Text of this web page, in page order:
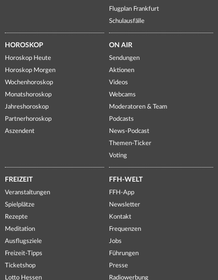
Flugplan Frankfurt
Schulausfälle
HOROSKOP
Horoskop Heute
Horoskop Morgen
Wochenhoroskop
Monatshoroskop
Jahreshoroskop
Partnerhoroskop
Aszendent
ON AIR
Sendungen
Aktionen
Videos
Webcams
Moderatoren & Team
Podcasts
News-Podcast
Themen-Ticker
Voting
FREIZEIT
Veranstaltungen
Spielplätze
Rezepte
Meditation
Ausflugsziele
Freizeit-Tipps
Ticketshop
Lotto Hessen
FFH-WELT
FFH-App
Newsletter
Kontakt
Frequenzen
Jobs
Führungen
Presse
Radiowerbung